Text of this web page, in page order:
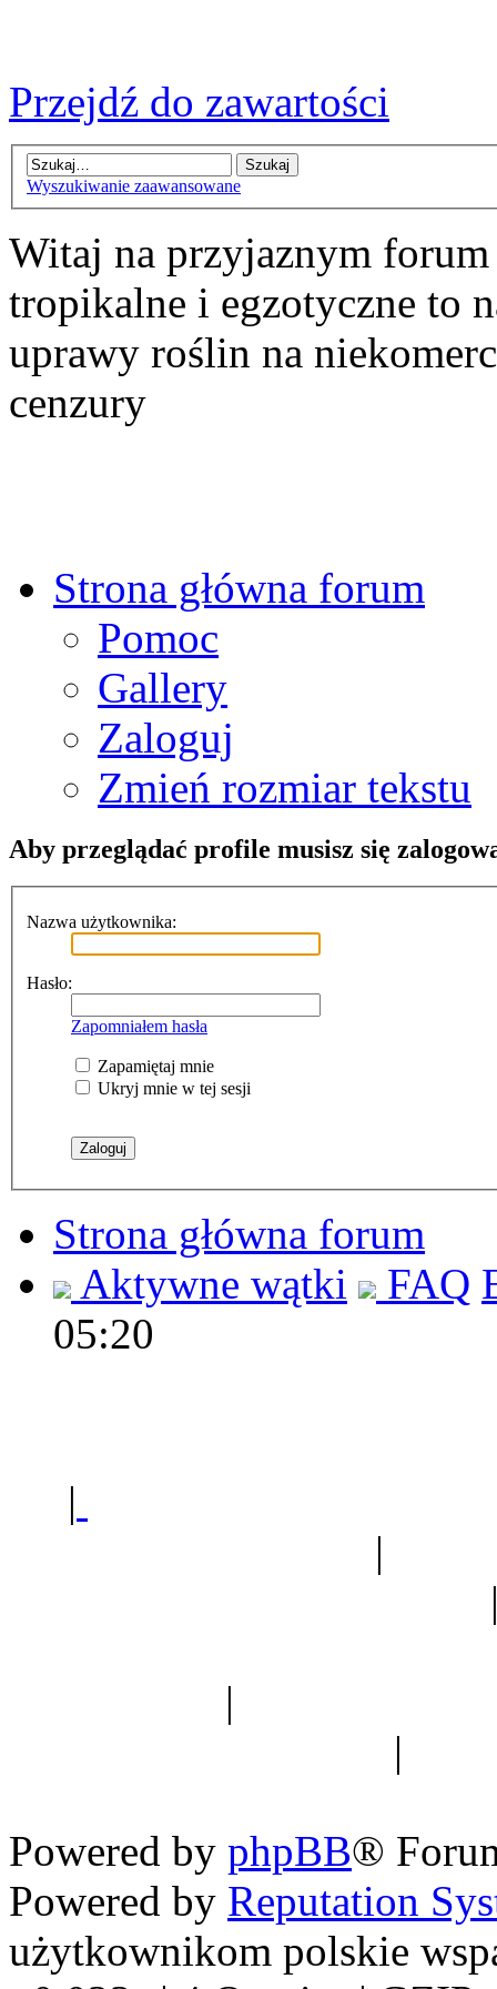
Przejdź do zawartości
Wyszukiwanie zaawansowane
Witaj na przyjaznym
tropikalne i egzotyczne to
uprawy roślin na
cenzury
Strona główna forum
Pomoc
Gallery
Zaloguj
Zmień rozmiar tekstu
Aby przeglądać profile musisz się
Nazwa użytkownika:
Hasło:
Zapomniałem hasła
Zapamiętaj mnie
Ukryj mnie w tej sesji
Strona główna forum
Aktywne wątki
FAQ
05:20
|
|
|
|
Powered by phpBB®
Powered by Reputation
użytkownikom polskie